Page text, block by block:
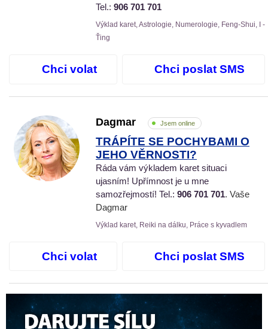
Tel.: 906 701 701
Výklad karet, Astrologie, Numerologie, Feng-Shui, I -
Ťing
Chci volat Chci poslat SMS
Dagmar Jsem online
TRÁPÍTE SE POCHYBAMI O
JEHO VĚRNOSTI?
Ráda vám výkladem karet situaci
ujasním! Upřímnost je u mne
samozřejmostí! Tel.: 906 701 701. Vaše
Dagmar
Výklad karet, Reiki na dálku, Práce s kyvadlem
Chci volat Chci poslat SMS